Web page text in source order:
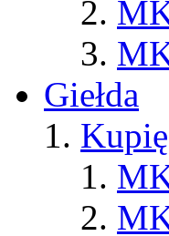
Giełda
Kupię